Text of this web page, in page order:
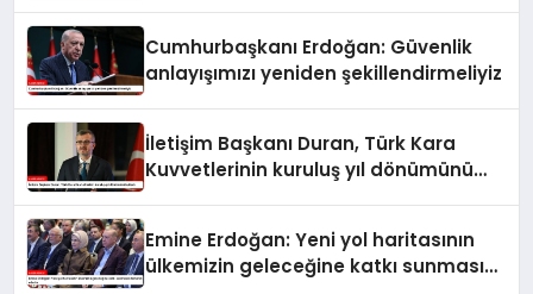
Cumhurbaşkanı Erdoğan: Güvenlik
anlayışımızı yeniden şekillendirmeliyiz
İletişim Başkanı Duran, Türk Kara
Kuvvetlerinin kuruluş yıl dönümünü
Emine Erdoğan: Yeni yol haritasının
ülkemizin geleceğine katkı sunmasını